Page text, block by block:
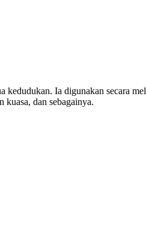
Ia digunakan secara
kuasa, dan sebagainya.